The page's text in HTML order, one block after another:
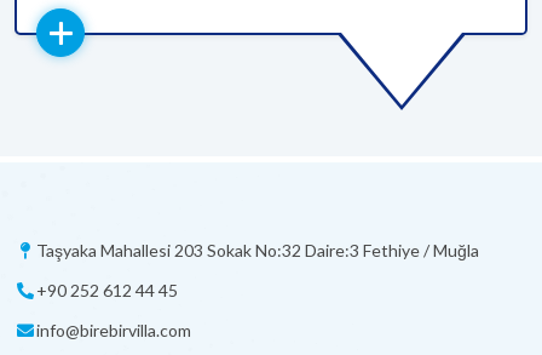
Taşyaka Mahallesi 203 Sokak No:32 Daire:3 Fethiye / Muğla
+90 252 612 44 45
info@birebirvilla.com